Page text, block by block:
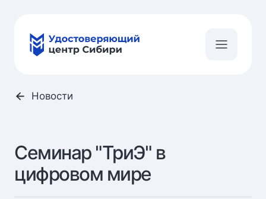
Новости
Семинар "ТриЭ" в
цифровом мире